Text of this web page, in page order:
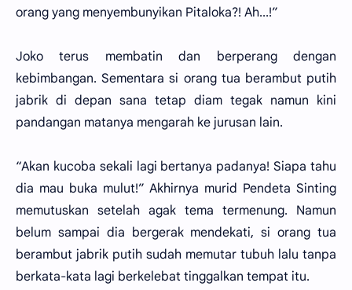
orang yang menyembunyikan Pitaloka?! Ah...!”
Joko terus membatin dan berperang dengan
kebimbangan. Sementara si orang tua berambut putih
jabrik di depan sana tetap diam tegak namun kini
pandangan matanya mengarah ke jurusan lain.
“Akan kucoba sekali lagi bertanya padanya! Siapa tahu
dia mau buka mulut!” Akhirnya murid Pendeta Sinting
memutuskan setelah agak tema termenung. Namun
belum sampai dia bergerak mendekati, si orang tua
berambut jabrik putih sudah memutar tubuh lalu tanpa
berkata-kata lagi berkelebat tinggalkan tempat itu.